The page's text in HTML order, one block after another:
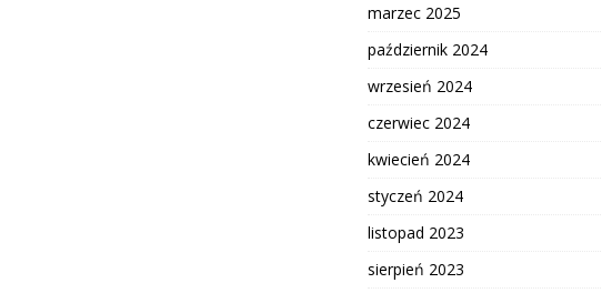
marzec 2025
październik 2024
wrzesień 2024
czerwiec 2024
kwiecień 2024
styczeń 2024
listopad 2023
sierpień 2023